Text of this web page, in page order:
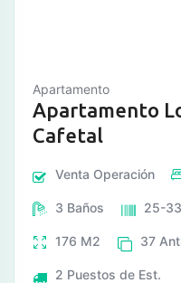
Apartamento
Apartamento
Cafetal
Venta Operación
3 Baños 25-
176 M2 37
2 Puestos de Est.